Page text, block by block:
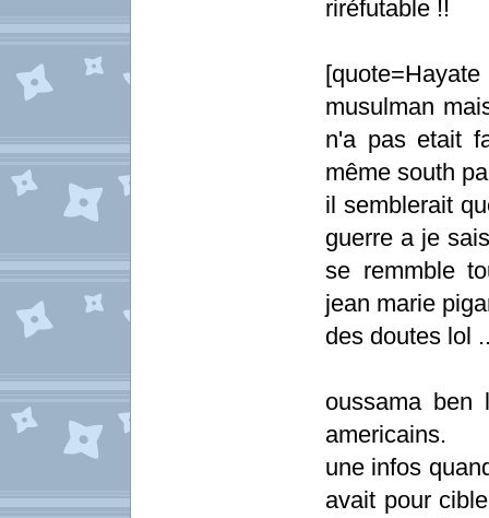
riréfutable !!
musulman
n'a pas etait
même south
il semblerait
guerre a je
se remmble
jean marie
des doutes lol
oussama ben
americains.
une infos
avait pour